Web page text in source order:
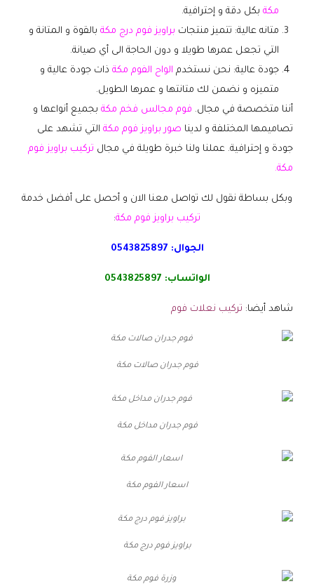
مكة بكل دقة و إحترافية.
متانه عالية: تتميز منتجات براويز فوم درج مكة بالقوة و المتانة و
التي تجعل عمرها طويلا و دون الحاجة الى أي صيانة.
جودة عالية: نحن نستخدم الواح الفوم مكة ذات جودة عالية و
متميزه و نضمن لك متانتها و عمرها الطويل.
أننا متخصصة في مجال. فوم مجالس فخم مكة بجميع أنواعها و
تصاميمها المختلفة و لدينا صور براويز فوم مكة التي تشهد على
جودة و إحترافية. عملنا ولنا خبرة طويلة في مجال تركيب براويز فوم
مكة.
وبكل بساطة نقول لك تواصل معنا الان و أحصل على أفضل خدمة
تركيب براويز فوم مكة:
الجوال: 0543825897
الواتساب: 0543825897
شاهد أيضا: تركيب نعلات فوم
فوم جدران صالات مكة
فوم جدران مداخل مكة
اسعار الفوم مكة
براويز فوم درج مكة